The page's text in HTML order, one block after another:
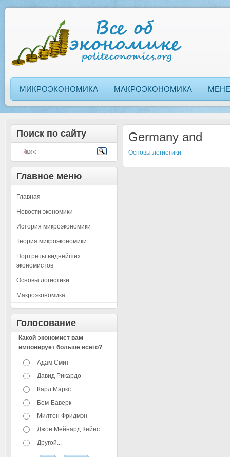
МИКРОЭКОНОМИКА МАКРОЭКОНОМИКА
Поиск по сайту
Главное меню
Главная
Новости экономики
История микроэкономики
Теория микроэкономики
Портреты виднейших
экономистов
Основы логистики
Макроэкономика
Голосование
Какой экономист вам
импонирует больше всего?
Адам Смит
Давид Рикардо
Карл Маркс
Бем-Баверк
Милтон Фридмэн
Джон Мейнард Кейнс
Другой...
Germany and
Основы логистики